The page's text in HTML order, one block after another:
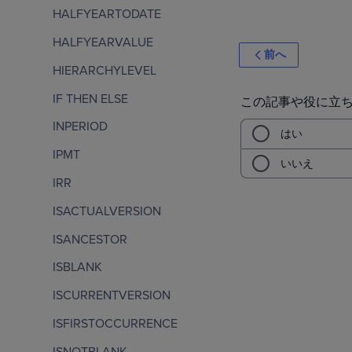
HALFYEARTODATE
HALFYEARVALUE
HIERARCHYLEVEL
IF THEN ELSE
INPERIOD
IPMT
IRR
ISACTUALVERSION
ISANCESTOR
ISBLANK
ISCURRENTVERSION
ISFIRSTOCCURRENCE
前へ